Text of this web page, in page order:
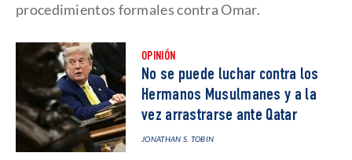
procedimientos formales contra Omar.
OPINIÓN
No se puede luchar contra los
Hermanos Musulmanes y a la
vez arrastrarse ante Qatar
JONATHAN S. TOBIN